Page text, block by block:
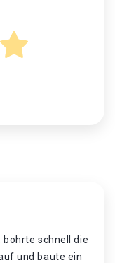
bohrte schnell die
und baute ein